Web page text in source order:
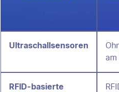
Ultraschallsensoren
RFID-basierte